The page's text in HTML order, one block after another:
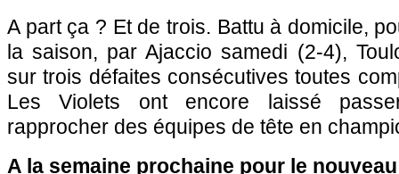
A part ça ? Et de trois. Battu à domicile,
la saison, parAjaccio samedi (2-4),
sur trois défaites consécutives toutes
Les Violets ont encore laissé
rapprocher des équipes de tête en
A la semaine prochaine pour le